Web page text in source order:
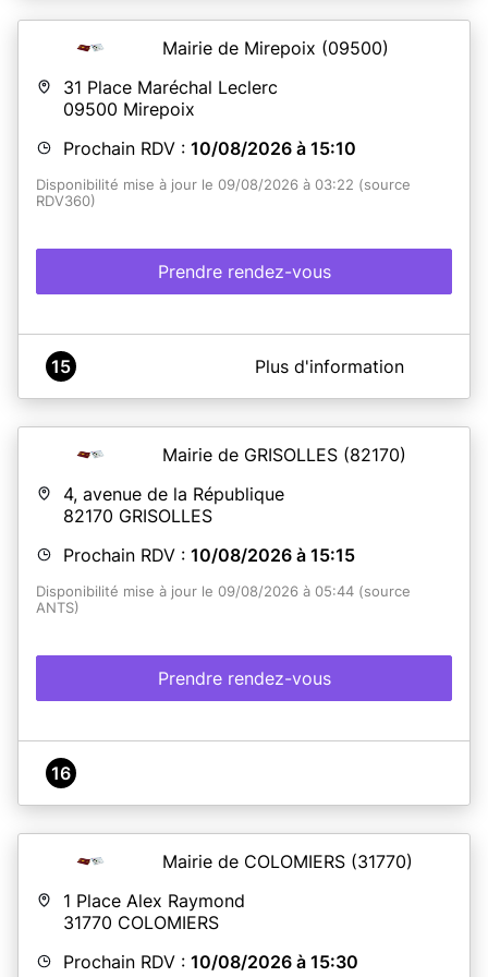
Mairie de Mirepoix (09500)
31 Place Maréchal Leclerc
09500 Mirepoix
Prochain RDV : 10/08/2026 à 15:10
Disponibilité mise à jour le 09/08/2026 à 03:22 (source
RDV360)
Prendre rendez-vous
A propos de Mairie de MIREPOIX
En savoir plus
15 Plus d'information
Mairie de GRISOLLES (82170)
4, avenue de la République
82170 GRISOLLES
Prochain RDV : 10/08/2026 à 15:15
Disponibilité mise à jour le 09/08/2026 à 05:44 (source
ANTS)
Prendre rendez-vous
16
Mairie de COLOMIERS (31770)
1 Place Alex Raymond
31770 COLOMIERS
Prochain RDV : 10/08/2026 à 15:30